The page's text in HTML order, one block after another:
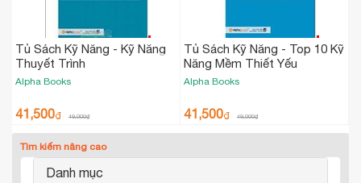
Tủ Sách Kỹ Năng - Kỹ Năng
Thuyết Trình
Alpha Books
41,500₫ 49,000₫
Tủ Sách Kỹ Năng - Top 10 Kỹ
Năng Mềm Thiết Yếu
Alpha Books
41,500₫ 49,000₫
Tìm kiếm nâng cao
Danh mục